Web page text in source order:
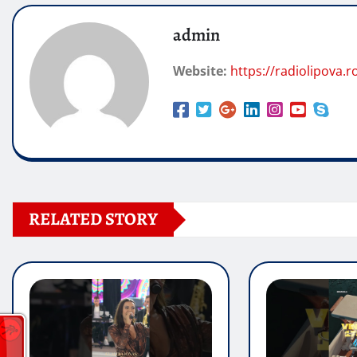
admin
Website: https://
RELATED STORY